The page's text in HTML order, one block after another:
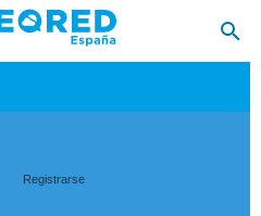
Registrarse